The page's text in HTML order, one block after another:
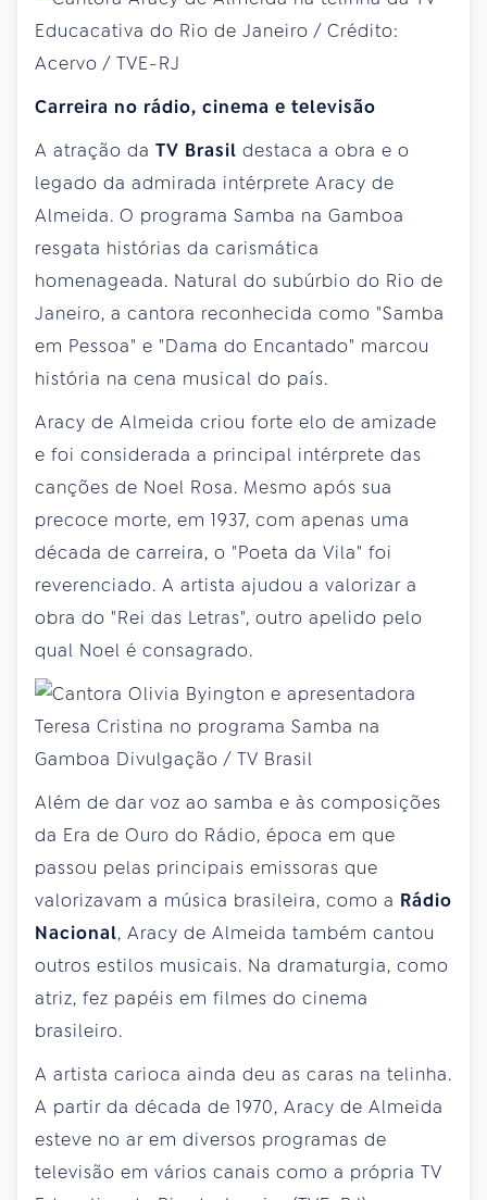
Carreira no rádio, cinema e televisão
A atração da TV Brasil destaca a obra e o
legado da admirada intérprete Aracy de
Almeida. O programa Samba na Gamboa
resgata histórias da carismática
homenageada. Natural do subúrbio do Rio de
Janeiro, a cantora reconhecida como "Samba
em Pessoa" e "Dama do Encantado" marcou
história na cena musical do país.
Aracy de Almeida criou forte elo de amizade
e foi considerada a principal intérprete das
canções de Noel Rosa. Mesmo após sua
precoce morte, em 1937, com apenas uma
década de carreira, o "Poeta da Vila" foi
reverenciado. A artista ajudou a valorizar a
obra do "Rei das Letras", outro apelido pelo
qual Noel é consagrado.
Além de dar voz ao samba e às composições
da Era de Ouro do Rádio, época em que
passou pelas principais emissoras que
valorizavam a música brasileira, como a Rádio
Nacional, Aracy de Almeida também cantou
outros estilos musicais. Na dramaturgia, como
atriz, fez papéis em filmes do cinema
brasileiro.
A artista carioca ainda deu as caras na telinha.
A partir da década de 1970, Aracy de Almeida
esteve no ar em diversos programas de
televisão em vários canais como a própria TV